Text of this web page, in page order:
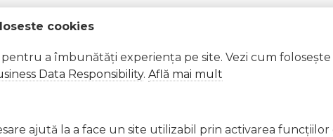
cookies
a îmbunătăți experiența pe site. Vezi cum
Data Responsibility. Află mai mult
ajută la a face un site utilizabil prin activarea funcţiilor